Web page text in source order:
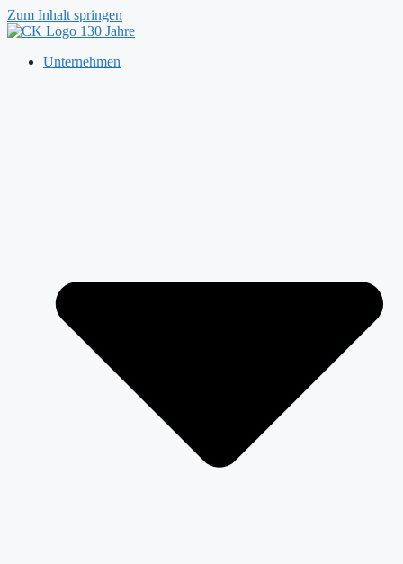
Zum Inhalt springen
Unternehmen